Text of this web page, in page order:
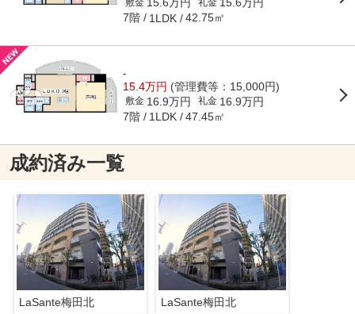
7階 1LDK 42.75㎡
-
15.4万円 (管理費等：15,000円)
敷金 16.9万円 礼金 16.9万円
7階 1LDK 47.45㎡
成約済み一覧
LaSante梅田北 LaSante梅田北